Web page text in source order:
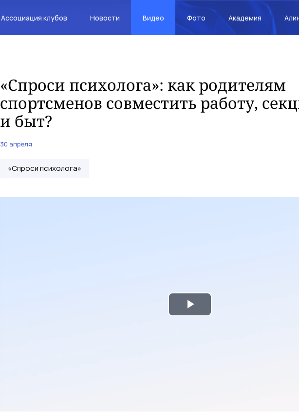
Ассоциация клубов Новости Видео Фото Академия
«Спроси психолога»: как родителям
спортсменов совместить работу,
и быт?
30 апреля
«Спроси психолога»
Play